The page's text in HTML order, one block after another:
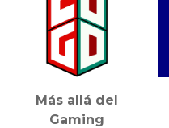
Más allá del
Gaming